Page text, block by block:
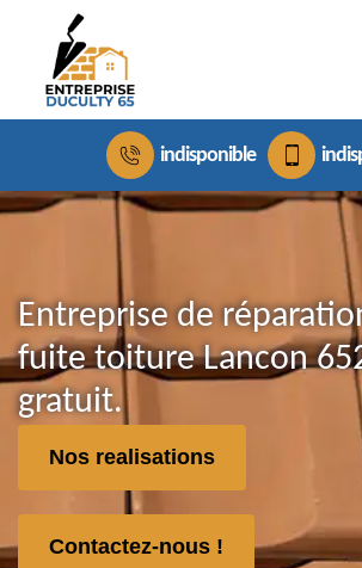
indisponible
Entreprise de
fuite toiture Lancon
gratuit.
Nos realisations
Contactez-nous !